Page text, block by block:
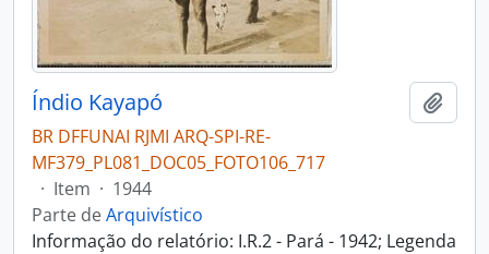
Índio Kayapó
BR DFFUNAI RJMI ARQ-SPI-RE-
MF379_PL081_DOC05_FOTO106_717
· Item · 1944
Parte deArquivístico
Informação do relatório: I.R.2 - Pará - 1942; Legenda